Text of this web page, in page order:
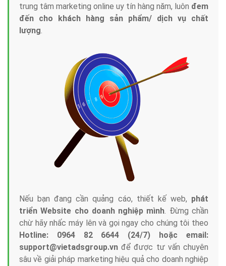
trung tâm marketing online uy tín hàng năm, luôn đem
đến cho khách hàng sản phẩm/ dịch vụ chất
lượng.
Nếu bạn đang cần quảng cáo, thiết kế web, phát
triển Website cho doanh nghiệp mình. Đừng chần
chừ hãy nhấc máy lên và gọi ngay cho chúng tôi theo
Hotline: 0964 82 6644 (24/7) hoặc email:
support@vietadsgroup.vn để được tư vấn chuyên
sâu về giải pháp marketing hiệu quả cho doanh nghiệp